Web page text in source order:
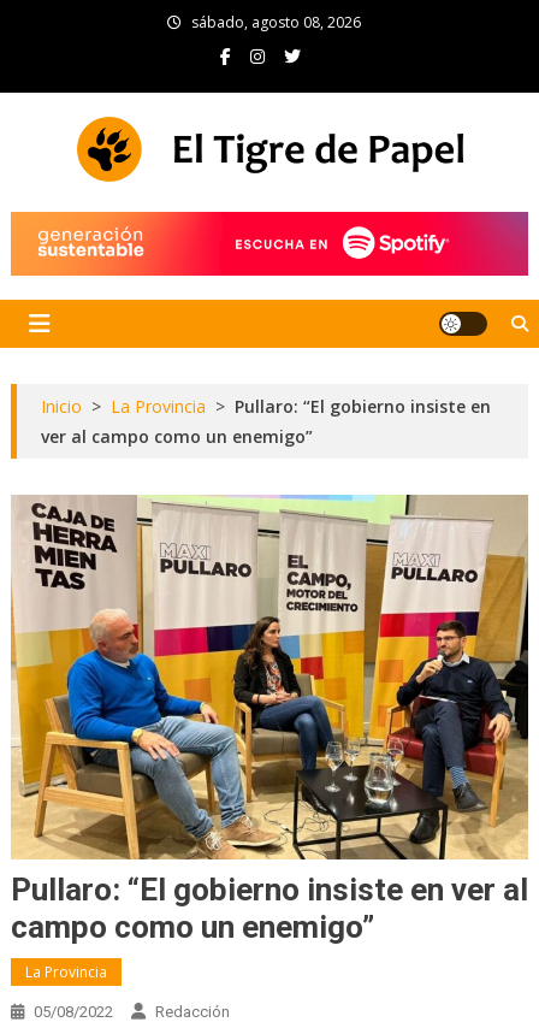
sábado, agosto 08, 2026
Inicio > La Provincia > Pullaro: “El gobierno insiste en
ver al campo como un enemigo”
Pullaro: “El gobierno insiste en ver al
campo como un enemigo”
La Provincia
05/08/2022 Redacción